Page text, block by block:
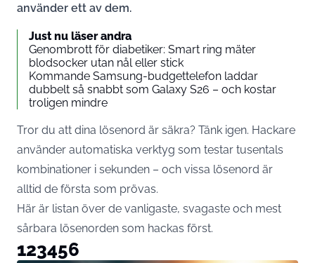
använder ett av dem.
Just nu läser andra
Genombrott för diabetiker: Smart ring mäter
blodsocker utan nål eller stick
Kommande Samsung-budgettelefon laddar
dubbelt så snabbt som Galaxy S26 – och kostar
troligen mindre
Tror du att dina lösenord är säkra? Tänk igen. Hackare
använder automatiska verktyg som testar tusentals
kombinationer i sekunden – och vissa lösenord är
alltid de första som prövas.
Här är listan över de vanligaste, svagaste och mest
sårbara lösenorden som hackas först.
123456